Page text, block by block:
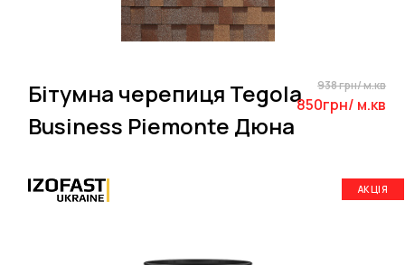
Бітумна черепиця Tegola
Business Piemonte Дюна
938 грн/ м.кв
850грн/ м.кв
АКЦІЯ